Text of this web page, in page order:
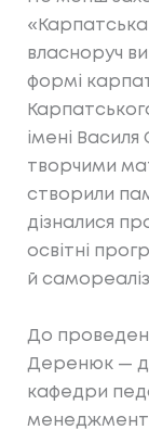
«Карпатська
власноруч
формі
імені
творчими
створили
дізналися
освітні
й
До
Деренюк —
кафедри